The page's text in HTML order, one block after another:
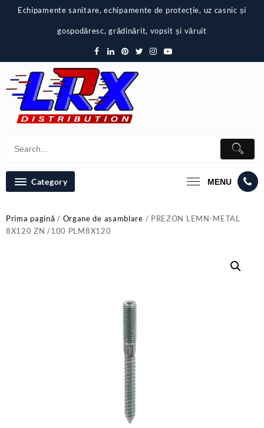
Echipamente sanitare, echipamente de protecție, uz casnic și
gospodăresc, grădinărit, vopsit și văruit
Category MENU
Prima pagină/ Organe de asamblare / PREZON LEMN-METAL
8X120 ZN /100 PLM8X120